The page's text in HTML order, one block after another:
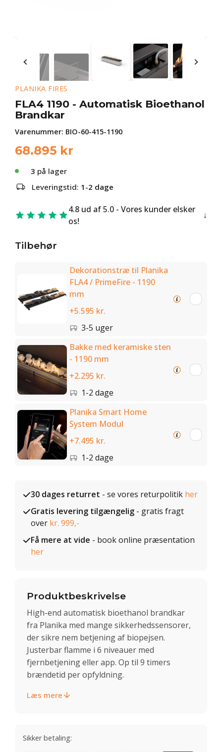
PLANIKA FIRES
FLA4 1190 - Automatisk Bioethanol
Brandkar
Varenummer: BIO-60-415-1190
68.895 kr
3 på lager
Leveringstid: 1-2 dage
4.8 ud af 5.0 - Vores kunder elsker
os!
Tilbehør
Dekorationstræ til Planika
FLA4 / PrimeFire - 1190
mm
+5.595 kr.
3-5 uger
Bakke med keramiske sten
- 1190 mm
+2.295 kr.
1-2 dage
Planika Smart Home
System Modul
+7.495 kr.
1-2 dage
30 dages returret - se vores returpolitik her
Gratis levering tilgængelig - gratis fragt
over kr. 999,-
Få mere at vide - book online præsentation
her
Produktbeskrivelse
High-end automatisk bioethanol brandkar
fra Planika med mange sikkerhedssensorer,
der sikre nem betjening af biopejsen.
Justerbar flamme i 6 niveauer med
fjernbetjening eller app. Op til 9 timers
brændetid per opfyldning.
Læs mere
Sikker betaling: